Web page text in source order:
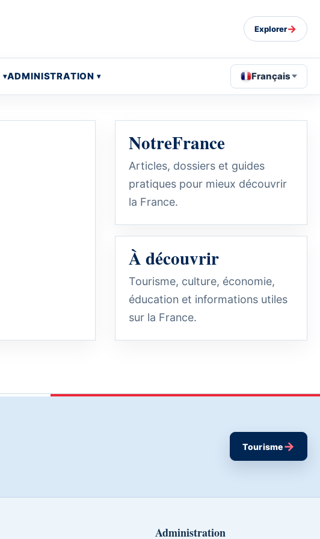
Explorer→
ADMINISTRATION Français
NotreFrance
Articles, dossiers et guides
pratiques pour mieux découvrir
la France.
À découvrir
Tourisme, culture, économie,
éducation et informations utiles
sur la France.
Tourisme→
Administration